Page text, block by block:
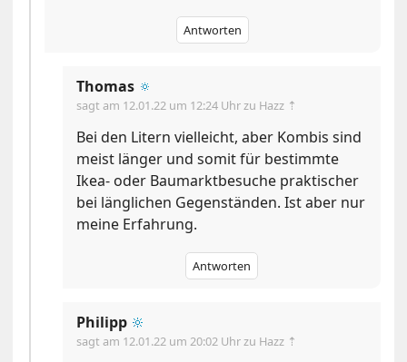
Antworten
Thomas 🔅
sagt am 12.01.22 um 12:24 Uhrzu Hazz ⇡
Bei den Litern vielleicht, aber Kombis sind
meist länger und somit für bestimmte
Ikea- oder Baumarktbesuche praktischer
bei länglichen Gegenständen. Ist aber nur
meine Erfahrung.
Antworten
Philipp 🔆
sagt am 12.01.22 um 20:02 Uhrzu Hazz ⇡